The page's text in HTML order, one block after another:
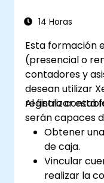
Prepararse
FinOps.
14 Horas
Esta formación
(presencial o
contadores y
desean utilizar
registro
Al finalizar esta
serán capaces
Obtener
de caja.
Vincular
realizar la